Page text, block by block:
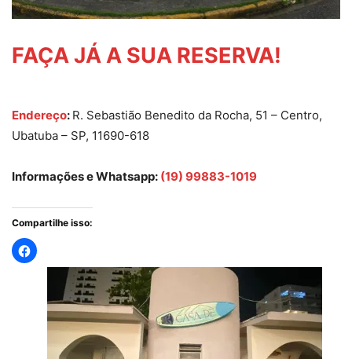
FAÇA JÁ A SUA RESERVA!
Endereço: R. Sebastião Benedito da Rocha, 51 – Centro,
Ubatuba – SP, 11690-618
Informações e Whatsapp: (19) 99883-1019
Compartilhe isso: